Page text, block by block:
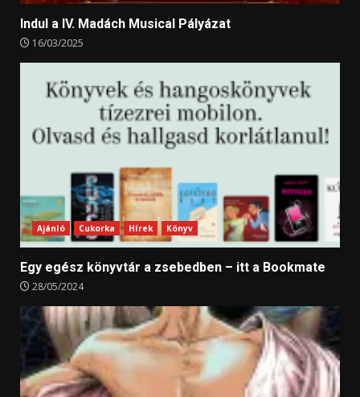
Indul a IV. Madách Musical Pályázat
16/03/2025
Ajánló Cukorka Hírek Könyv
Egy egész könyvtár a zsebedben – itt a Bookmate
28/05/2024